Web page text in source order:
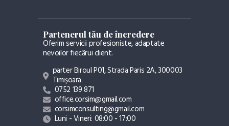
Partenerul tău de încredere
Oferim servicii profesioniste, adaptate
nevoilor fiecărui client.
parter Biroul P01, Strada Paris 2A, 300003
Timișoara
0752 139 871
office.corsim@gmail.com
corsimconsulting@gmail.com
Luni - Vineri: 08:00 - 17:00